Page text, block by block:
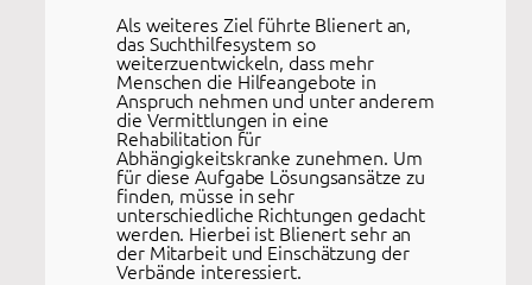
Als weiteres Ziel führte Blienert an,
das Suchthilfesystem so
weiterzuentwickeln, dass mehr
Menschen die Hilfeangebote in
Anspruch nehmen und unter anderem
die Vermittlungen in eine
Rehabilitation für
Abhängigkeitskranke zunehmen. Um
für diese Aufgabe Lösungsansätze zu
finden, müsse in sehr
unterschiedliche Richtungen gedacht
werden. Hierbei ist Blienert sehr an
der Mitarbeit und Einschätzung der
Verbände interessiert.